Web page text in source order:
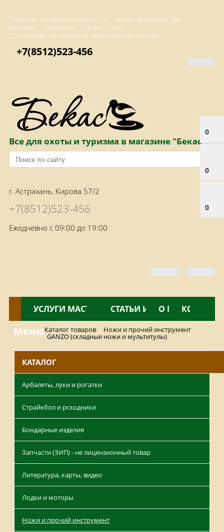
Политика конфиденциальности
Наши преимущества
Доставка
Вакансии Акции
FAQ
Соглашение на обработку персональных данных
0
0
0
+7(8512)523-456
Все для охоты и туризма в магазине "Бекас"
г. Астрахань, Кирова 57/2
+7(8512)523-456
Ежедневно с 09:00 до 19:00
КАТАЛОГ
УСЛУГИ МАСТЕРСКОЙНОВОСТИ
СТАТЬИ И ОБЗОРЫ
О МАГАЗИНЕ
МенюКаталог товаров Ножи и прочий инструмент
GANZO (складные ножи и мультитулы)
КАТАЛОГ
Арбалеты, луки и рогатки
Страйкбол и рсходники
Бондарные изделия
Запчасти (ЗИП) - не лицензионный товар
Литература, карты, видео
Лодки и моторы
Ножи и прочий инструмент